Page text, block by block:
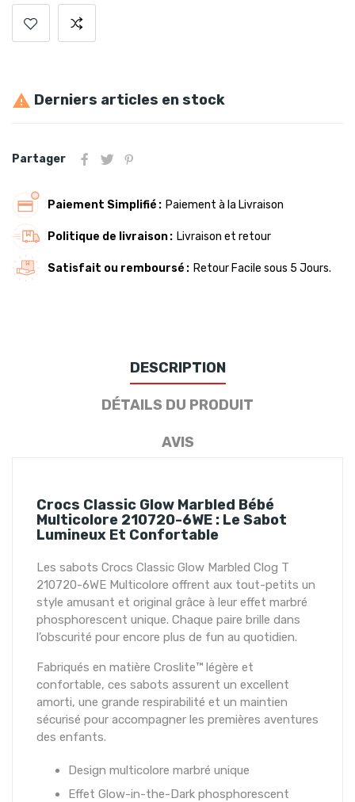
 Derniers articles en stock
Partager
Paiement Simplifié Paiement à la Livraison
Politique de livraison Livraison et retour
Satisfait ou remboursé Retour Facile sous 5 Jours.
DESCRIPTION
DÉTAILS DU PRODUIT
AVIS
Crocs Classic Glow Marbled Bébé
Multicolore 210720-6WE : Le Sabot
Lumineux Et Confortable
Les sabots Crocs Classic Glow Marbled Clog T
210720-6WE Multicolore offrent aux tout-petits un
style amusant et original grâce à leur effet marbré
phosphorescent unique. Chaque paire brille dans
l’obscurité pour encore plus de fun au quotidien.
Fabriqués en matière Croslite™ légère et
confortable, ces sabots assurent un excellent
amorti, une grande respirabilité et un maintien
sécurisé pour accompagner les premières aventures
des enfants.
Design multicolore marbré unique
Effet Glow-in-the-Dark phosphorescent